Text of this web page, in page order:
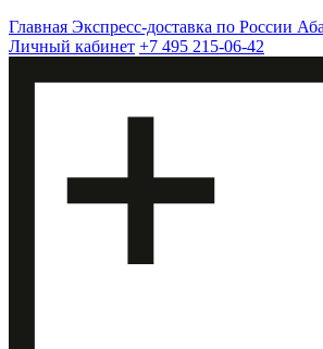
Главная Экспресс-доставка по России
Личный кабинет +7 495 215-06-42